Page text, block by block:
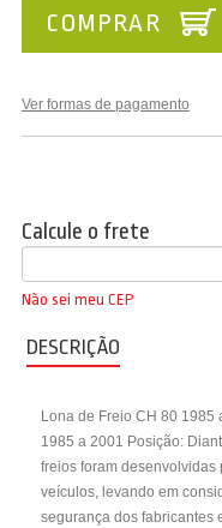
Ver formas de pagamento
COMPRAR
Calcule o frete
Não sei meu CEP
DESCRIÇÃO
Lona de Freio CH 80 1985
1985 a 2001 Posição:
freios foram
veículos, levando em
segurança dos fabricantes